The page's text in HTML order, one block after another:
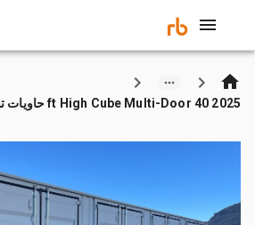
2025 40 ft High Cube Multi-Door حاويات تخزين